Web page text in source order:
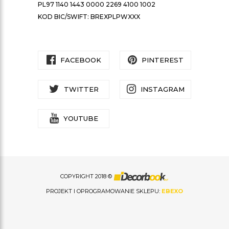
PL97 1140 1443 0000 2269 4100 1002
KOD BIC/SWIFT: BREXPLPWXXX
FACEBOOK PINTEREST
TWITTER INSTAGRAM
YOUTUBE
COPYRIGHT 2018 ©
PROJEKT I OPROGRAMOWANIE SKLEPU: EBEXO